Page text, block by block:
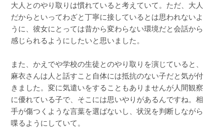
大人とのやり取りは慣れていると考えていて。ただ、大人
だからといってわざと丁寧に接しているとは思われないよ
うに、彼女にとっては昔から変わらない環境だと会話から
感じられるようにしたいと思いました。
また、かえでや学校の生徒とのやり取りを演じていると、
麻衣さんは人と話すこと自体には抵抗のない子だと気が付
きました。変に気遣いをすることもありませんが人間観察
に優れている子で、そこには思いやりがあるんですね。相
手が傷つくような言葉を選ばないし、状況を判断しながら
喋るようにしていて。